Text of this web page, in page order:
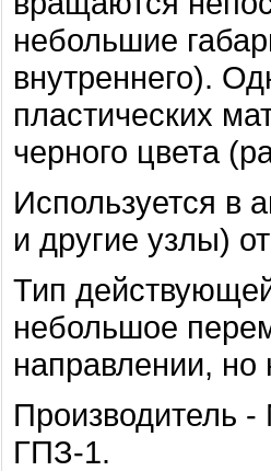
небольшие
внутреннего).
пластических
черного цвета
Используется в
и другие узлы)
Тип
небольшое
направлении,
Производитель
ГПЗ-1.